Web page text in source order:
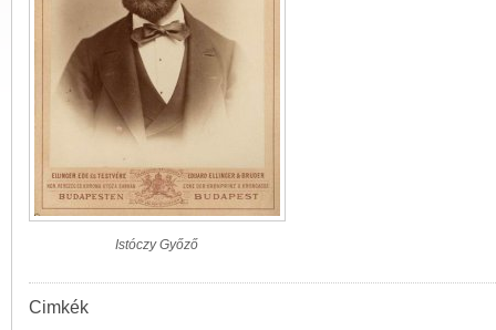
Istóczy Győző
Cimkék